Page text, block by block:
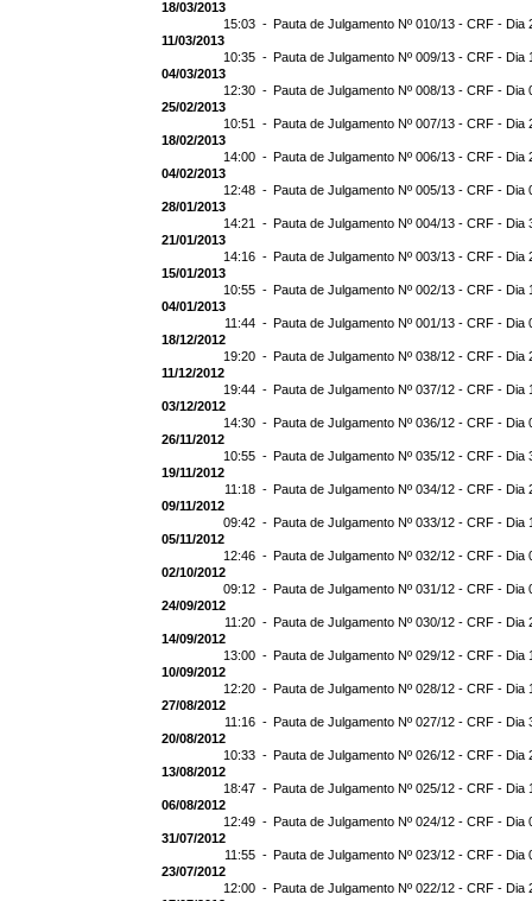
18/03/2013
15:03 - Pauta de Julgamento Nº 010/13 - CRF - Dia
11/03/2013
10:35 - Pauta de Julgamento Nº 009/13 - CRF - Dia
04/03/2013
12:30 - Pauta de Julgamento Nº 008/13 - CRF - Dia
25/02/2013
10:51 - Pauta de Julgamento Nº 007/13 - CRF - Dia
18/02/2013
14:00 - Pauta de Julgamento Nº 006/13 - CRF - Dia
04/02/2013
12:48 - Pauta de Julgamento Nº 005/13 - CRF - Dia
28/01/2013
14:21 - Pauta de Julgamento Nº 004/13 - CRF - Dia
21/01/2013
14:16 - Pauta de Julgamento Nº 003/13 - CRF - Dia
15/01/2013
10:55 - Pauta de Julgamento Nº 002/13 - CRF - Dia
04/01/2013
11:44 - Pauta de Julgamento Nº 001/13 - CRF - Dia
18/12/2012
19:20 - Pauta de Julgamento Nº 038/12 - CRF - Dia
11/12/2012
19:44 - Pauta de Julgamento Nº 037/12 - CRF - Dia
03/12/2012
14:30 - Pauta de Julgamento Nº 036/12 - CRF - Dia
26/11/2012
10:55 - Pauta de Julgamento Nº 035/12 - CRF - Dia
19/11/2012
11:18 - Pauta de Julgamento Nº 034/12 - CRF - Dia
09/11/2012
09:42 - Pauta de Julgamento Nº 033/12 - CRF - Dia
05/11/2012
12:46 - Pauta de Julgamento Nº 032/12 - CRF - Dia
02/10/2012
09:12 - Pauta de Julgamento Nº 031/12 - CRF - Dia
24/09/2012
11:20 - Pauta de Julgamento Nº 030/12 - CRF - Dia
14/09/2012
13:00 - Pauta de Julgamento Nº 029/12 - CRF - Dia
10/09/2012
12:20 - Pauta de Julgamento Nº 028/12 - CRF - Dia
27/08/2012
11:16 - Pauta de Julgamento Nº 027/12 - CRF - Dia
20/08/2012
10:33 - Pauta de Julgamento Nº 026/12 - CRF - Dia
13/08/2012
18:47 - Pauta de Julgamento Nº 025/12 - CRF - Dia
06/08/2012
12:49 - Pauta de Julgamento Nº 024/12 - CRF - Dia
31/07/2012
11:55 - Pauta de Julgamento Nº 023/12 - CRF - Dia
23/07/2012
12:00 - Pauta de Julgamento Nº 022/12 - CRF - Dia